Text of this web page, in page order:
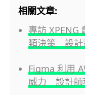
相關文章:
專訪 XPENG
類決策 設計
Figma 利用
威力 設計師